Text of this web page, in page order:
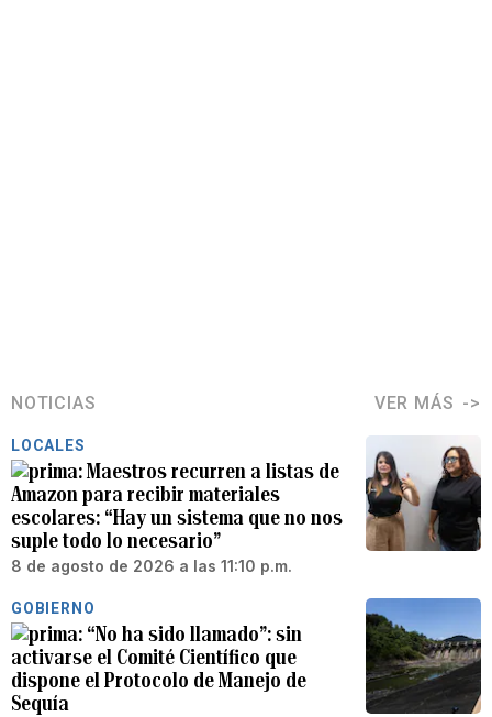
NOTICIAS VER MÁS
LOCALES
Maestros recurren a listas de
Amazon para recibir materiales
escolares: “Hay un sistema que no nos
suple todo lo necesario”
8 de agosto de 2026 a las 11:10 p.m.
GOBIERNO
“No ha sido llamado”: sin
activarse el Comité Científico que
dispone el Protocolo de Manejo de
Sequía